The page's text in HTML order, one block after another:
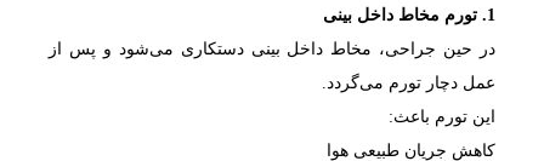
1. تورم مخاط داخل بینی
در حین جراحی، مخاط داخل بینی دستکاری می‌شود و پس از
عمل دچار تورم می‌گردد.
این تورم باعث:
کاهش جریان طبیعی هوا